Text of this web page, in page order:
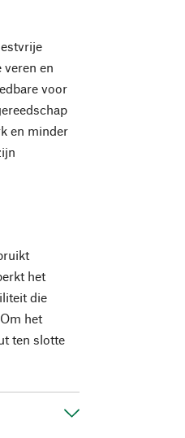
veren en
voor
en minder
het
die
het
ten slotte